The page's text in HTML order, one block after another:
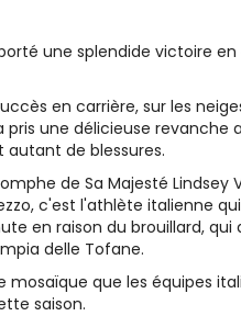
une splendide victoire
en carrière, sur les
pris une délicieuse revanche
de blessures.
de Sa Majesté Lindsey
c'est l'athlète italienne
en raison du brouillard, qui
delle Tofane.
mosaïque que les équipes
saison.